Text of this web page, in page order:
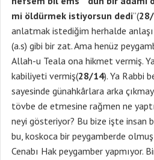
mi öldürmek istiyorsun dedi”(
anlatmak istediğim herhalde
(a.s) gibi bir zat. Ama henüz
Allah-u Teala ona hikmet vermiş.
kabiliyeti vermiş(28/14). Ya Rabbi
sayesinde günahkârlara arka
tövbe de etmesine rağmen ne
neyi gösteriyor? Bu bize işte insan
bu, koskoca bir peygamberde olmuş
Cenabı Hak peygamber yapmıyor.